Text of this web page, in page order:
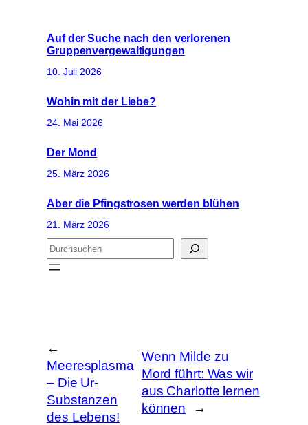
Auf der Suche nach den verlorenen
Gruppenvergewaltigungen
10. Juli 2026
Wohin mit der Liebe?
24. Mai 2026
Der Mond
25. März 2026
Aber die Pfingstrosen werden blühen
21. März 2026
S
u
←
Meeresplasma
– Die Ur-
Substanzen
des Lebens!
Wenn Milde zu
Mord führt: Was wir
aus Charlotte lernen
können
→